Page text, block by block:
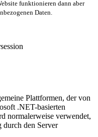
funktionieren dann aber
Daten.
Plattformen, der von
.NET-basierten
normalerweise verwendet,
durch den Server